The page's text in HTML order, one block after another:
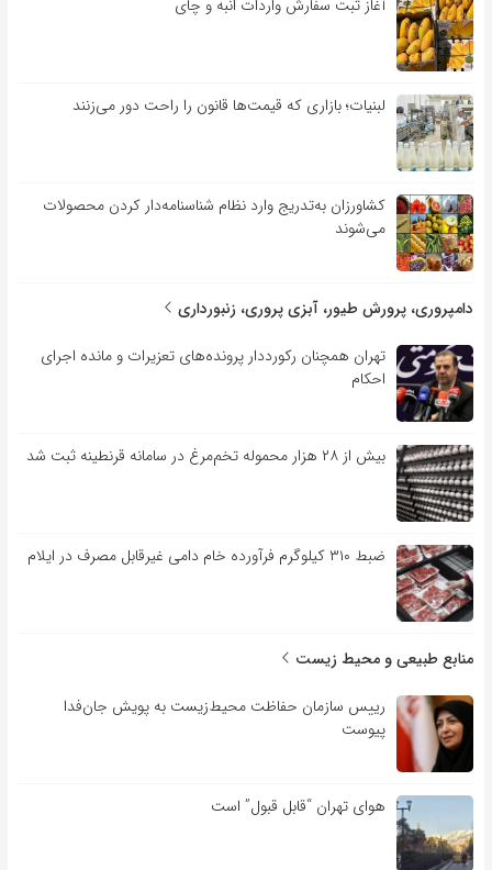
آغاز ثبت سفارش واردات انبه و چای
لبنیات؛ بازاری که قیمت‌ها قانون را راحت دور می‌زنند
کشاورزان به‌تدریج وارد نظام شناسنامه‌دار کردن محصولات
می‌شوند
دامپروری، پرورش طیور، آبزی پروری، زنبورداری
تهران همچنان رکورددار پرونده‌های تعزیرات و مانده اجرای
احکام
بیش از ۲۸ هزار محموله تخم‌مرغ در سامانه قرنطینه ثبت شد
ضبط ۳۱۰ کیلوگرم فرآورده خام دامی غیرقابل مصرف در ایلام
منابع طبیعی و محیط زیست
رییس سازمان حفاظت محیط‌زیست به پویش جان‌فدا
پیوست
هوای تهران “قابل قبول” است